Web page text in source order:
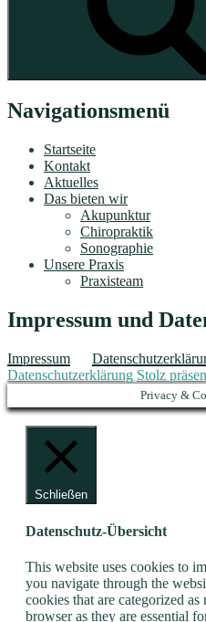
Navigationsmenü
Startseite
Kontakt
Aktuelles
Das bieten wir
Akupunktur
Chiropraktik
Sonographie
Unsere Praxis
Praxisteam
Impressum und
Impressum
Datenschutzerklärung Stolz
Privacy &
Schließen
Datenschutz-Übersicht
This website uses cookies to
you navigate through the
cookies that are categorized
browser as they are essential